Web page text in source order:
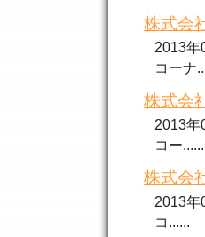
株式会
2013年
コーナ
株式会
2013年
コー......
株式会
2013年
コ......